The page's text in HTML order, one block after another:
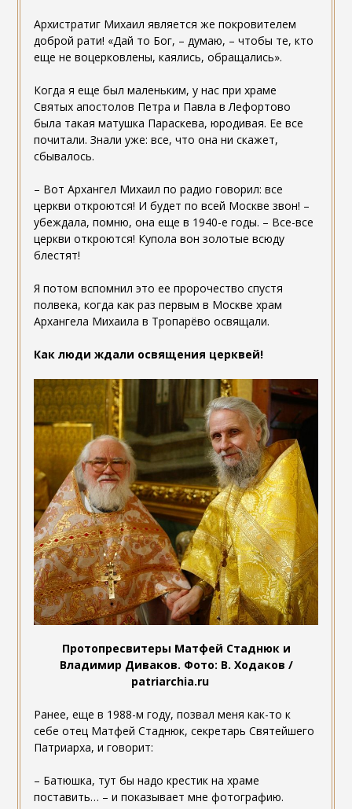
Архистратиг Михаил является же покровителем
доброй рати! «Дай то Бог, – думаю, – чтобы те, кто
еще не воцерковлены, каялись, обращались».
Когда я еще был маленьким, у нас при храме
Святых апостолов Петра и Павла в Лефортово
была такая матушка Параскева, юродивая. Ее все
почитали. Знали уже: все, что она ни скажет,
сбывалось.
– Вот Архангел Михаил по радио говорил: все
церкви откроются! И будет по всей Москве звон! –
убеждала, помню, она еще в 1940-е годы. – Все-все
церкви откроются! Купола вон золотые всюду
блестят!
Я потом вспомнил это ее пророчество спустя
полвека, когда как раз первым в Москве храм
Архангела Михаила в Тропарёво освящали.
Как люди ждали освящения церквей!
Протопресвитеры Матфей Стаднюк и
Владимир Диваков. Фото: В. Ходаков /
patriarchia.ru
Ранее, еще в 1988-м году, позвал меня как-то к
себе отец Матфей Стаднюк, секретарь Святейшего
Патриарха, и говорит:
– Батюшка, тут бы надо крестик на храме
поставить… – и показывает мне фотографию.